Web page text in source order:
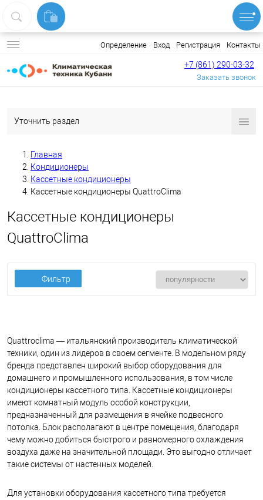
Определение Вход Регистрация Контакты
+7 (861) 290-03-32
Заказать звонок
Уточнить раздел
Главная
Кондиционеры
Кассетные кондиционеры
Кассетные кондиционеры QuattroClima
Кассетные кондиционеры
QuattroClima
Фильтр
Quattroclima — итальянский производитель климатической
техники, один из лидеров в своем сегменте. В модельном ряду
бренда представлен широкий выбор оборудования для
домашнего и промышленного использования, в том числе
кондиционеры кассетного типа. Кассетные кондиционеры
имеют комнатный модуль особой конструкции,
предназначенный для размещения в ячейке подвесного
потолка. Блок располагают в центре помещения, благодаря
чему можно добиться быстрого и равномерного охлаждения
воздуха даже на значительной площади. Это выгодно отличает
такие системы от настенных моделей.
Для установки оборудования кассетного типа требуется